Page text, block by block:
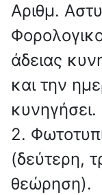
Αριθμ.
άδειας
και την
κυνηγήσει.
2.
(δεύτερη,
θεώρηση).